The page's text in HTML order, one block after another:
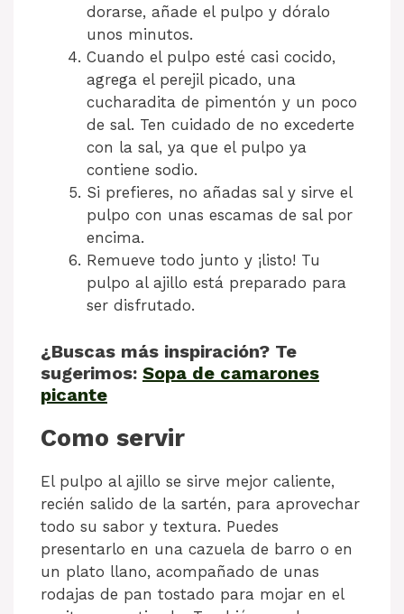
dorarse, añade el pulpo y dóralo
unos minutos.
Cuando el pulpo esté casi cocido,
agrega el perejil picado, una
cucharadita de pimentón y un poco
de sal. Ten cuidado de no excederte
con la sal, ya que el pulpo ya
contiene sodio.
Si prefieres, no añadas sal y sirve el
pulpo con unas escamas de sal por
encima.
Remueve todo junto y ¡listo! Tu
pulpo al ajillo está preparado para
ser disfrutado.
¿Buscas más inspiración? Te
sugerimos: Sopa de camarones
picante
Como servir
El pulpo al ajillo se sirve mejor caliente,
recién salido de la sartén, para aprovechar
todo su sabor y textura. Puedes
presentarlo en una cazuela de barro o en
un plato llano, acompañado de unas
rodajas de pan tostado para mojar en el